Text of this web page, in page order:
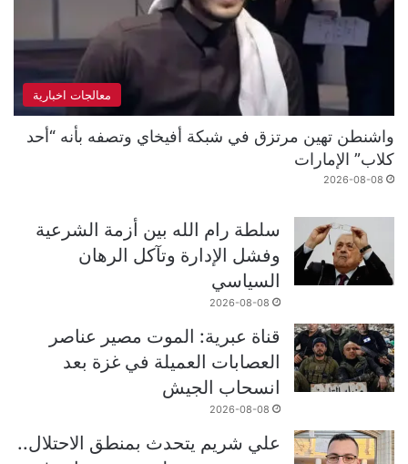
معالجات اخبارية
واشنطن تهين مرتزق في شبكة أفيخاي وتصفه بأنه “أحد
كلاب” الإمارات
2026-08-08
سلطة رام الله بين أزمة الشرعية
وفشل الإدارة وتآكل الرهان
السياسي
2026-08-08
قناة عبرية: الموت مصير عناصر
العصابات العميلة في غزة بعد
انسحاب الجيش
2026-08-08
علي شريم يتحدث بمنطق الاحتلال..